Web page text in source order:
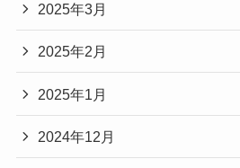
2025年3月
2025年2月
2025年1月
2024年12月